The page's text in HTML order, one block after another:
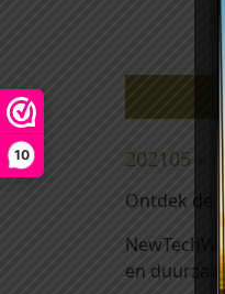
10 202105 –
Ontdek de
en